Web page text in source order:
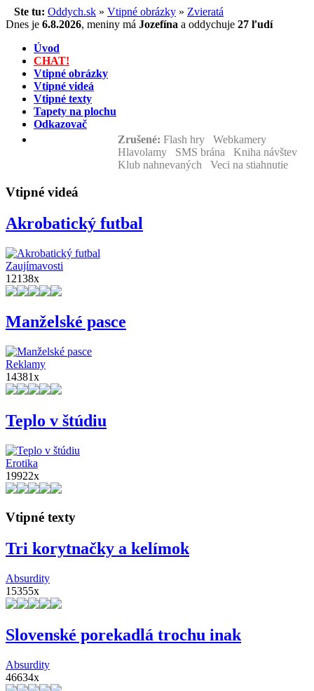
Ste tu: Oddych.sk » Vtipné obrázky » Zvieratá
Dnes je 6.8.2026, meniny má Jozefína a oddychuje 27 ľudí
Úvod
CHAT!
Vtipné obrázky
Vtipné videá
Vtipné texty
Tapety na plochu
Odkazovač
Zrušené: Flash hry Webkamery
Hlavolamy SMS brána Kniha návštev
Klub nahnevaných Veci na stiahnutie
Vtipné videá
Akrobatický futbal
Zaujímavosti
12138x
Manželské pasce
Reklamy
14381x
Teplo v štúdiu
Erotika
19922x
Vtipné texty
Tri korytnačky a kelímok
Absurdity
15355x
Slovenské porekadlá trochu inak
Absurdity
46634x